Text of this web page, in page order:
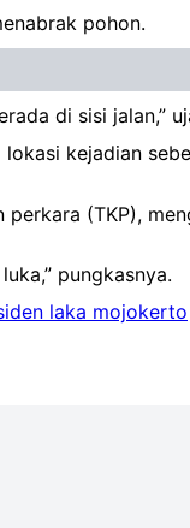
pohon.
di sisi jalan,”
kejadian
(TKP),
pungkasnya.
laka mojokerto